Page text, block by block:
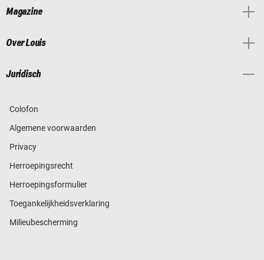
Magazine
Over Louis
Juridisch
Colofon
Algemene voorwaarden
Privacy
Herroepingsrecht
Herroepingsformulier
Toegankelijkheidsverklaring
Milieubescherming